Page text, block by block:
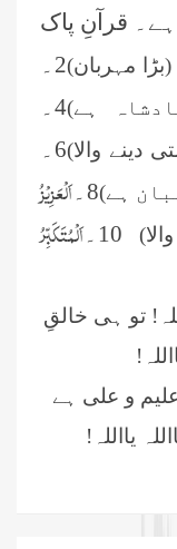
قرآنِ پاک
(بڑا مہربان)2۔
ہے)4۔
دینے والا)6۔
ہے)8۔ اَلْعَزِیْزُ
اَلْمُتَکَبِّرُ
تو ہی خالقِ
علیم و علی ہے
یااللہ!